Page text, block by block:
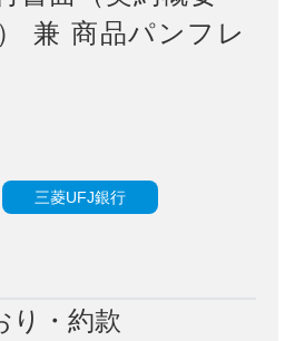
兼 商品パンフレ
三菱UFJ銀行
り・約款